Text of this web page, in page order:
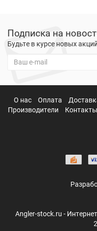
Подписка на
Будьте в курсе новых
О нас Оплата
Производители
Контакты
Angler-stock.ru -